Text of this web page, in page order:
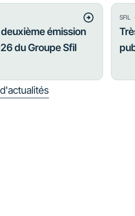
émission
du Groupe Sfil
SFIL